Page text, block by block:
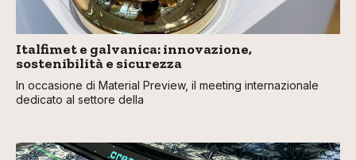
Italfimet e galvanica: innovazione,
sostenibilità e sicurezza
In occasione di Material Preview, il meeting internazionale
dedicato al settore della